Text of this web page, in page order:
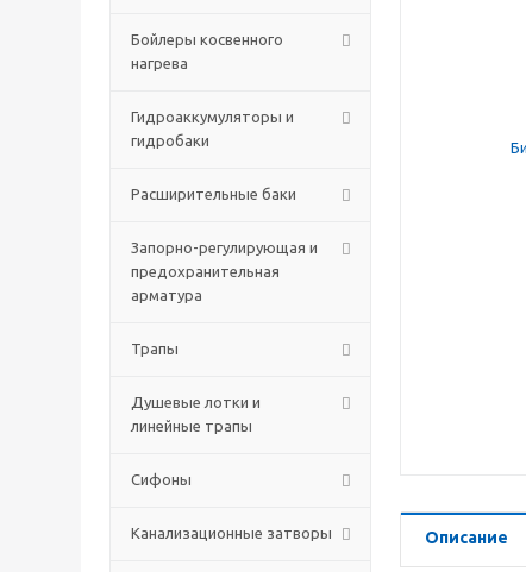
Бойлеры косвенного
нагрева
Гидроаккумуляторы и
гидробаки
Расширительные баки
Запорно-регулирующая и
предохранительная
арматура
Трапы
Душевые лотки и
линейные трапы
Сифоны
Канализационные затворы Описание